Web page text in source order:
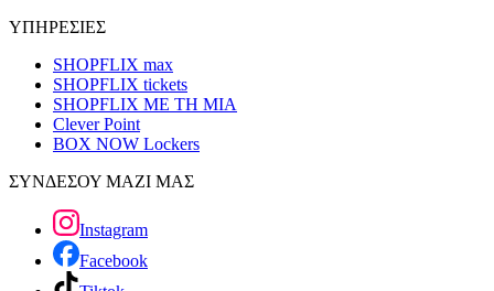
ΥΠΗΡΕΣΙΕΣ
SHOPFLIX max
SHOPFLIX tickets
SHOPFLIX ΜΕ ΤΗ ΜΙΑ
Clever Point
BOX NOW Lockers
ΣΥΝΔΕΣΟΥ ΜΑΖΙ ΜΑΣ
Instagram
Facebook